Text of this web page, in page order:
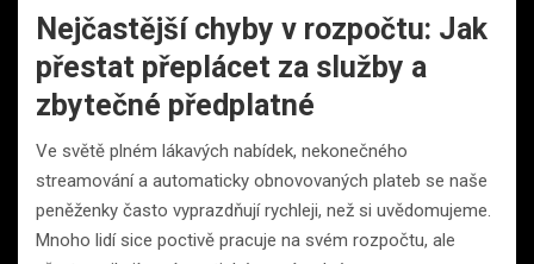
Nejčastější chyby v rozpočtu: Jak
přestat přeplácet za služby a
zbytečné předplatné
Ve světě plném lákavých nabídek, nekonečného
streamování a automaticky obnovovaných plateb se naše
peněženky často vyprazdňují rychleji, než si uvědomujeme.
Mnoho lidí sice poctivě pracuje na svém rozpočtu, ale